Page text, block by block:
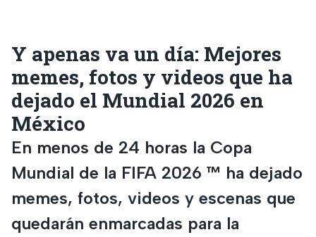
Y apenas va un día: Mejores
memes, fotos y videos que ha
dejado el Mundial 2026 en
México
En menos de 24 horas la Copa
Mundial de la FIFA 2026 ™ ha dejado
memes, fotos, videos y escenas que
quedarán enmarcadas para la